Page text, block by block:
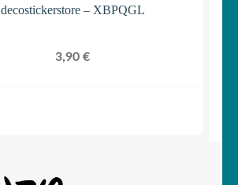
decostickerstore – XBPQGL
3,90 €